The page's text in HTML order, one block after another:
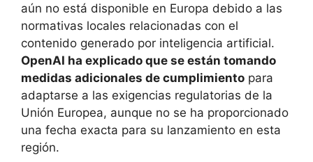
aún no está disponible en Europa debido a las
normativas locales relacionadas con el
contenido generado por inteligencia artificial.
OpenAI ha explicado que se están tomando
medidas adicionales de cumplimiento para
adaptarse a las exigencias regulatorias de la
Unión Europea, aunque no se ha proporcionado
una fecha exacta para su lanzamiento en esta
región.